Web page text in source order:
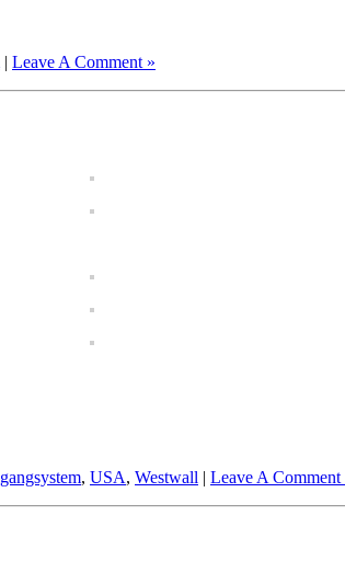
| Leave A Comment »
, USA, Westwall | Leave A Comment